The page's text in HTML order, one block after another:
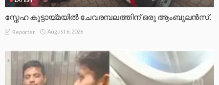
സ്നേഹ കൂട്ടായ്മയിൽ ചേവരമ്പലത്തിന് ഒരു ആംബുലൻസ്.
Reporter August 6, 2026